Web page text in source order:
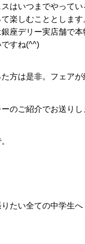
はいつまでやってい
楽しむこととします
銀座デリー実店舗で
すね(^^)
方は是非。フェアが
のご紹介でお送りし
たい全ての中学生